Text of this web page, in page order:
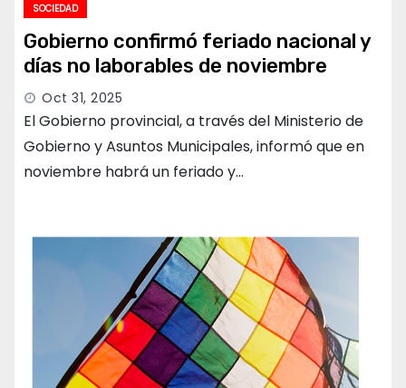
SOCIEDAD
Gobierno confirmó feriado nacional y
días no laborables de noviembre
Oct 31, 2025
El Gobierno provincial, a través del Ministerio de
Gobierno y Asuntos Municipales, informó que en
noviembre habrá un feriado y…